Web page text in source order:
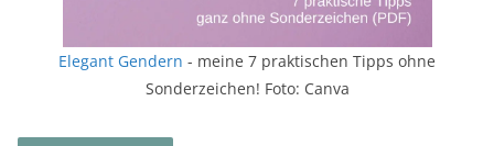
Elegant Gendern - meine 7 praktischen Tipps ohne
Sonderzeichen! Foto: Canva